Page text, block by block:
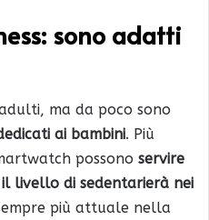
sono adatti
ma da poco sono
ai bambini. Più
possono servire
livello di sedentarierà nei
più attuale nella